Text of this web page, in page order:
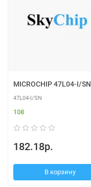
MICROCHIP 47L04-I/SN
47L04-I/SN
108
182.18р.
В корзину